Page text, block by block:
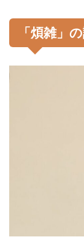
「煩雑」